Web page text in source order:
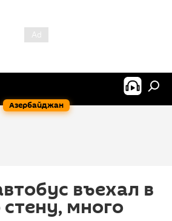
Азербайджан
въехал в
много